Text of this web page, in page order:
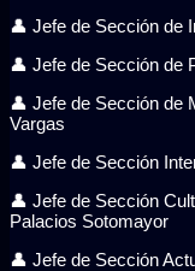
👤 Jefe de Sección de
👤 Jefe de Sección de
👤 Jefe de Sección de
Vargas
👤 Jefe de Sección
👤 Jefe de Sección
Palacios Sotomayor
👤 Jefe de Sección